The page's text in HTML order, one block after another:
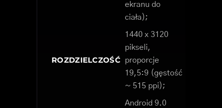
ekranu do
ciała);
ROZDZIELCZOŚĆ
1440 x 3120
pikseli,
proporcje
19,5:9 (gęstość
~ 515 ppi);
Android 9.0